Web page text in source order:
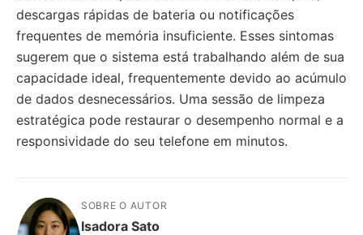
descargas rápidas de bateria ou notificações
frequentes de memória insuficiente. Esses sintomas
sugerem que o sistema está trabalhando além de sua
capacidade ideal, frequentemente devido ao acúmulo
de dados desnecessários. Uma sessão de limpeza
estratégica pode restaurar o desempenho normal e a
responsividade do seu telefone em minutos.
SOBRE O AUTOR
Isadora Sato